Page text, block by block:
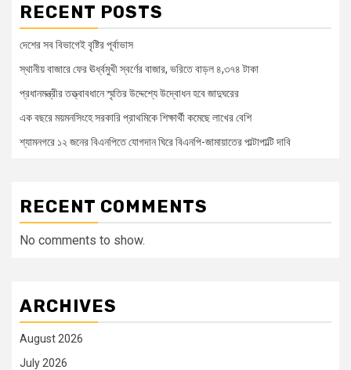
RECENT POSTS
দেশের সব বিভাগেই বৃষ্টির পূর্বাভাস
স্থানীয় বাজারে ফের ঊর্ধ্বমুখী স্বর্ণের বাজার, ভরিতে বাড়ল ৪,৩৭৪ টাকা
প্রধানমন্ত্রীর তত্ত্বাবধানে স্মৃতির উদ্দেশ্যে উদ্বোধন হবে জাদুঘরের
এক বছরে ময়মনসিংহে সরকারি প্রাথমিকে শিক্ষার্থী কমেছে লাখের বেশি
শ্যামনগরে ১২ জনের বিএনপিতে যোগদান ঘিরে বিএনপি-জামায়াতের পাল্টাপাল্টি দাবি
RECENT COMMENTS
No comments to show.
ARCHIVES
August 2026
July 2026